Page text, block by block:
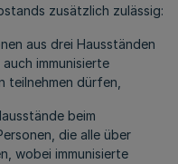
zusätzlich zulässig:
aus drei Hausständen
immunisierte
teilnehmen dürfen,
beim
die alle über
wobei immunisierte